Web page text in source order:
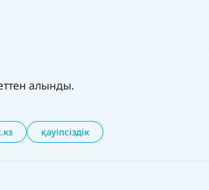
алынды.
қауіпсіздік